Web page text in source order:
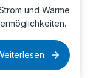
und Wärme